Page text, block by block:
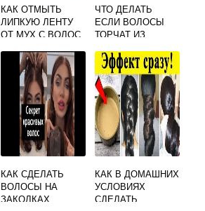
КАК ОТМЫТЬ
ЛИПКУЮ ЛЕНТУ
ОТ МУХ С ВОЛОС
ЧТО ДЕЛАТЬ
ЕСЛИ ВОЛОСЫ
ТОРЧАТ ИЗ
КАК СДЕЛАТЬ
ВОЛОСЫ НА
ЗАКОЛКАХ
КАК В ДОМАШНИХ
УСЛОВИЯХ
СДЕЛАТЬ